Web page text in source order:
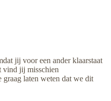
jij voor een ander klaarstaat
vind jij misschien
laten weten dat we dit